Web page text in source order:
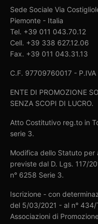
Sede Sociale Via
Piemonte - Italia
Tel. +39 011 043.70.12
Cell. +39 338 627.12.06
Fax. +39 011 043.31.13
C.F. 97709760017 -
ENTE DI PROMOZIONE
SENZA SCOPI DI LUCRO.
Atto Costitutivo reg.to in
serie 3.
Modifica dello Statuto per
previste dal D. Lgs. 117/
n° 6258 Serie 3.
Iscrizione - con
del 5/03/2021 - al n° 434/
Associazioni di